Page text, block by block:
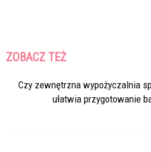
ZOBACZ TEŻ
Czy zewnętrzna wypożyczalnia
ułatwia przygotowanie